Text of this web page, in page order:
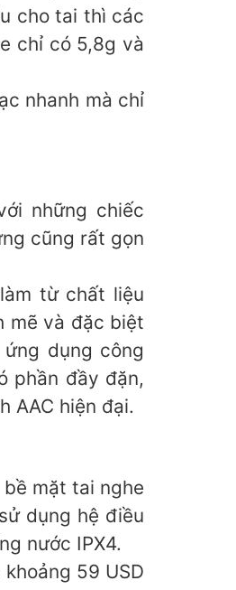
cho tai thì các
chỉ có 5,8g và
nhanh mà chỉ
những chiếc
cũng rất gọn
từ chất liệu
mẽ và đặc biệt
dụng công
phần đầy đặn,
AAC hiện đại.
mặt tai nghe
dụng hệ điều
nước IPX4.
59 USD